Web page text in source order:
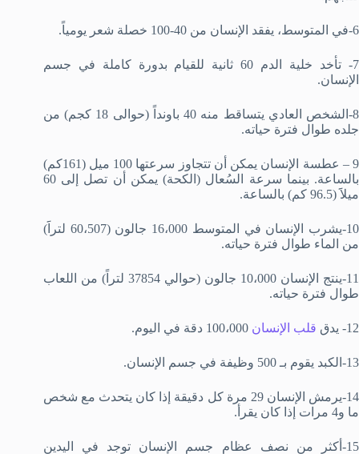
6-في المتوسط، يفقد الإنسان من 40-100 خصلة شعر يومياً.
7- تأخد خلية الدم 60 ثانية للقيام بدورة كاملة في جسم
الإنسان.
8-الشخص العادي يتساقط منه 40 باونداً (حوالى 18 كجم) من
جلده طوال فترة حياته.
9 – عطسة الإنسان يمكن أن تتجاوز سرعتها 100 ميل (161كم)
بالساعة. بينما سرعة السُعال (الكحة) يمكن أن تصل إلى 60
ميلاََ (96.5 كم) بالساعة.
10-يشرب الإنسان في المتوسط 16،000 جالون (60،507 لتراََ)
من الماء طوال فترة حياته.
11-ينتج الإنسان 10،000 جالون (حوالي 37854 لتراً) من اللعاب
طوال فترة حياته.
12- يدق قلب الإنسان
13-الكبد يقوم بـ 500 وظيفة في جسم الإنسان.
14-يرمش الإنسان 29 مرة كل دقيقة إذا كان يتحدث مع شخص
ما و4 مرات إذا كان يقرأ.
15-أكثر من نصف عظام جسم الإنسان توجد في اليدين